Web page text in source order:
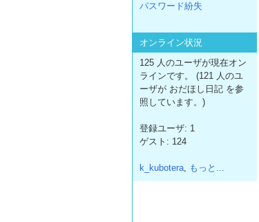
パスワード紛失
オンライン状況
125 人のユーザが現在オン
ラインです。 (121 人のユ
ーザが おだほし日記 を参
照しています。)
登録ユーザ: 1
ゲスト: 124
k_kubotera, もっと...